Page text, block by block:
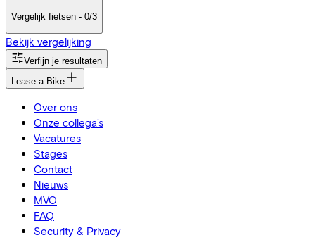
Vergelijk fietsen - 0/3
Bekijk vergelijking
Verfijn je resultaten
Lease a Bike
Over ons
Onze collega's
Vacatures
Stages
Contact
Nieuws
MVO
FAQ
Security & Privacy